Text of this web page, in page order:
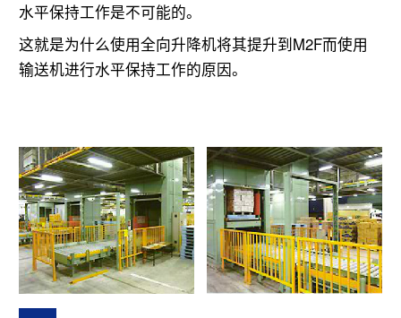
水平保持工作是不可能的。
这就是为什么使用全向升降机将其提升到M2F而使用
输送机进行水平保持工作的原因。